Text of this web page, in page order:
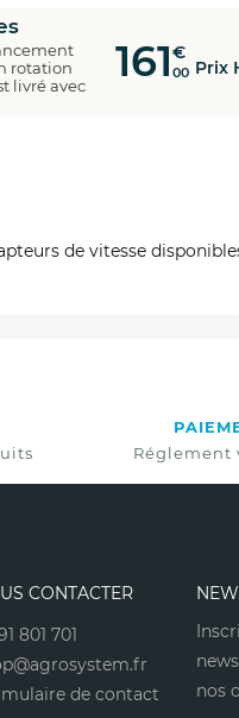
rotation
livré avec
161€
00 Prix
de vitesse
Réglement
CONTACTER
801 701
de contact
nos